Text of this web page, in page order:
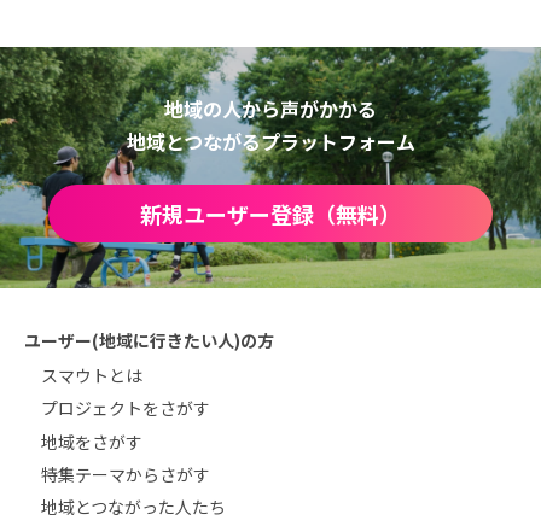
地域の人から声がかかる
地域とつながるプラットフォーム
新規ユーザー登録（無料）
ユーザー(地域に行きたい人)の方
スマウトとは
プロジェクトをさがす
地域をさがす
特集テーマからさがす
地域とつながった人たち